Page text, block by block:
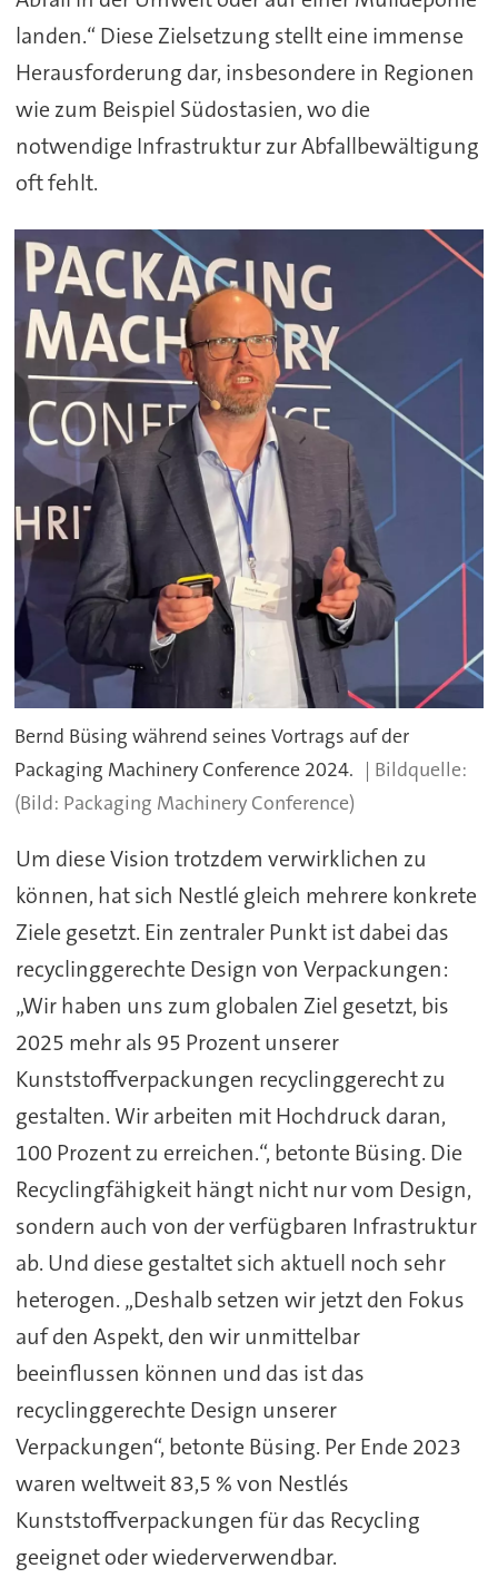
landen.“ Diese Zielsetzung stellt eine immense
Herausforderung dar, insbesondere in Regionen
wie zum Beispiel Südostasien, wo die
notwendige Infrastruktur zur Abfallbewältigung
oft fehlt.
Bernd Büsing während seines Vortrags auf der
Packaging Machinery Conference 2024.
(Bild: Packaging Machinery Conference)
Um diese Vision trotzdem verwirklichen zu
können, hat sich Nestlé gleich mehrere konkrete
Ziele gesetzt. Ein zentraler Punkt ist dabei das
recyclinggerechte Design von Verpackungen:
„Wir haben uns zum globalen Ziel gesetzt, bis
2025 mehr als 95 Prozent unserer
Kunststoffverpackungen recyclinggerecht zu
gestalten. Wir arbeiten mit Hochdruck daran,
100 Prozent zu erreichen.“, betonte Büsing. Die
Recyclingfähigkeit hängt nicht nur vom Design,
sondern auch von der verfügbaren Infrastruktur
ab. Und diese gestaltet sich aktuell noch sehr
heterogen. „Deshalb setzen wir jetzt den Fokus
auf den Aspekt, den wir unmittelbar
beeinflussen können und das ist das
recyclinggerechte Design unserer
Verpackungen“, betonte Büsing. Per Ende 2023
waren weltweit 83,5 % von Nestlés
Kunststoffverpackungen für das Recycling
geeignet oder wiederverwendbar.